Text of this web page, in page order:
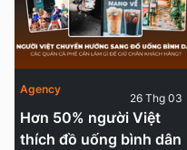
Hơn 50% người Việt
thích đồ uống bình dân
Agency
26 Thg 03